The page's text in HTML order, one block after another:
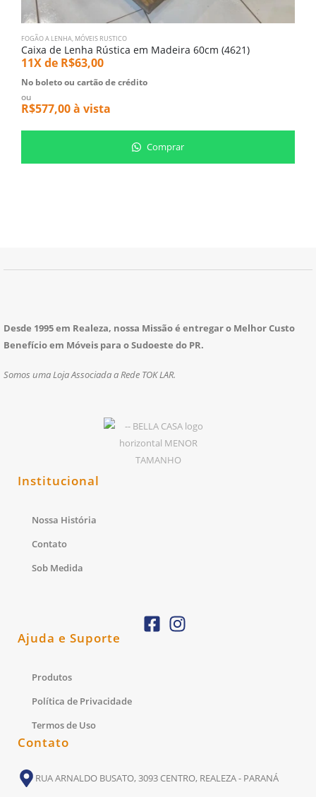
FOGÃO A LENHA, MÓVEIS RUSTICO
Caixa de Lenha Rústica em Madeira 60cm (4621)
11X de R$63,00
No boleto ou cartão de crédito
ou
R$577,00à vista
Comprar
Desde 1995 em Realeza, nossa Missão é entregar o Melhor Custo
Benefício em Móveis para o Sudoeste do PR.
Somos uma Loja Associada a Rede TOK LAR.
Institucional
Nossa História
Contato
Sob Medida
Ajuda e Suporte
Produtos
Política de Privacidade
Termos de Uso
Contato
RUA ARNALDO BUSATO, 3093 CENTRO, REALEZA - PARANÁ